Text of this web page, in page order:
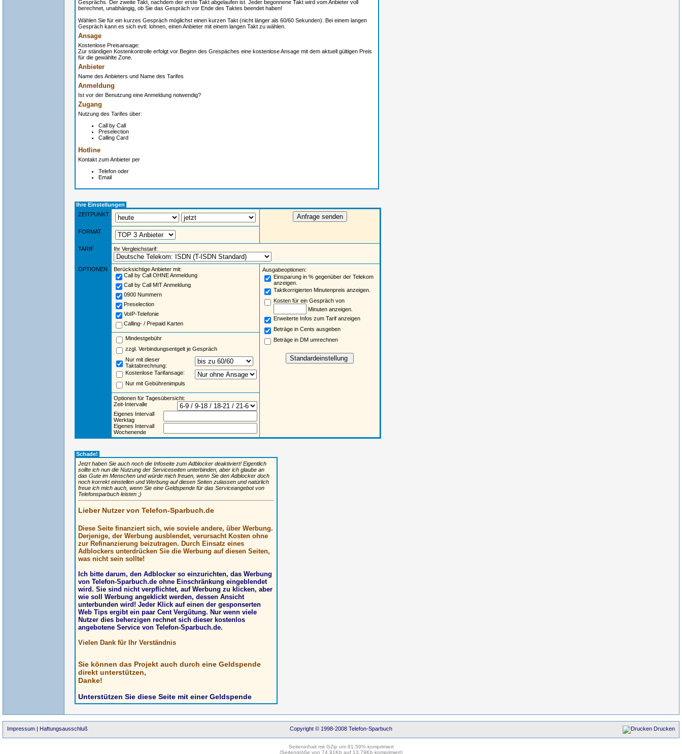
Gesprächs. Der zweite Takt, nachdem der erste Takt abgelaufen ist. Jeder begonnene Takt wird vom Anbieter voll
berechnet, unabhängig, ob Sie das Gespräch vor Ende des Taktes beendet haben!
Wählen Sie für ein kurzes Gespräch möglichst einen kurzen Takt (nicht länger als 60/60 Sekunden). Bei einem langen
Gespräch kann es sich evtl. lohnen, einen Anbieter mit einem langen Takt zu wählen.
Ansage
Kostenlose Preisansage:
Zur ständigen Kostenkontrolle erfolgt vor Beginn des Grespäches eine kostenlose Ansage mit dem aktuell gültigen Preis
für die gewählte Zone.
Anbieter
Name des Anbieters und Name des Tarifes
Anmeldung
Ist vor der Benutzung eine Anmeldung notwendig?
Zugang
Nutzung des Tarifes über:
Call by Call
Preselection
Calling Card
Hotline
Kontakt zum Anbieter per
Telefon oder
Email
Ihre Einstellungen
ZEITPUNKT
FORMAT
TARIF Ihr Vergleichstarif:
OPTIONEN
Berücksichtige Anbieter mit:
Call by Call OHNE Anmeldung
Call by Call MIT Anmeldung
0900 Nummern
Preselection
VoIP-Telefonie
Calling- / Prepaid Karten
Ausgabeoptionen:
Einsparung in % gegenüber der Telekom
anzeigen.
Taktkorrigierten Minutenpreis anzeigen.
Kosten für ein Gespräch von
Minuten anzeigen.
Erweiterte Infos zum Tarif anzeigen
Beträge in Cents ausgeben
Beträge in DM umrechnen
Mindestgebühr
zzgl. Verbindungsentgelt je Gespräch
Nur mit dieser
Taktabrechnung:
Kostenlose Tarifansage:
Nur mit Gebührenimpuls
Optionen für Tagesübersicht:
Zeit-Intervalle
Eigenes Intervall
Werktag
Eigenes Intervall
Wochenende
Schade!
Jetzt haben Sie auch noch die Infoseite zum Adblocker deaktiviert! Eigentlich
sollte ich nun die Nutzung der Serviceseiten unterbinden, aber ich glaube an
das Gute im Menschen und würde mich freuen, wenn Sie den Adblocker doch
noch korrekt einstellen und Werbung auf diesen Seiten zulassen und natürlich
freue ich mich auch, wenn Sie eine Geldspende für das Serviceangebot von
Telefonsparbuch leisten ;)
Lieber Nutzer von Telefon-Sparbuch.de
Diese Seite finanziert sich, wie soviele andere, über Werbung.
Derjenige, der Werbung ausblendet, verursacht Kosten ohne
zur Refinanzierung beizutragen. Durch Einsatz eines
Adblockers unterdrücken Sie die Werbung auf diesen Seiten,
was nicht sein sollte!
Ich bitte darum, den Adblocker so einzurichten, das Werbung
von Telefon-Sparbuch.de ohne Einschränkung eingeblendet
wird. Sie sind nicht verpflichtet, auf Werbung zu klicken, aber
wie soll Werbung angeklickt werden, dessen Ansicht
unterbunden wird! Jeder Klick auf einen der gesponserten
Web Tips ergibt ein paar Cent Vergütung. Nur wenn viele
Nutzer dies beherzigen rechnet sich dieser kostenlos
angebotene Service von Telefon-Sparbuch.de.
Vielen Dank für Ihr Verständnis
Sie können das Projekt auch durch eine Geldspende
direkt unterstützen,
Danke!
Unterstützen Sie diese Seite mit einer Geldspende
Impressum | Haftungsausschluß Copyright © 1998-2008 Telefon-Sparbuch Drucken
Seiteninhalt mit GZip um 81.59% komprimiert
(Seitengröße von 74.91Kb auf 13.79Kb komprimiert)